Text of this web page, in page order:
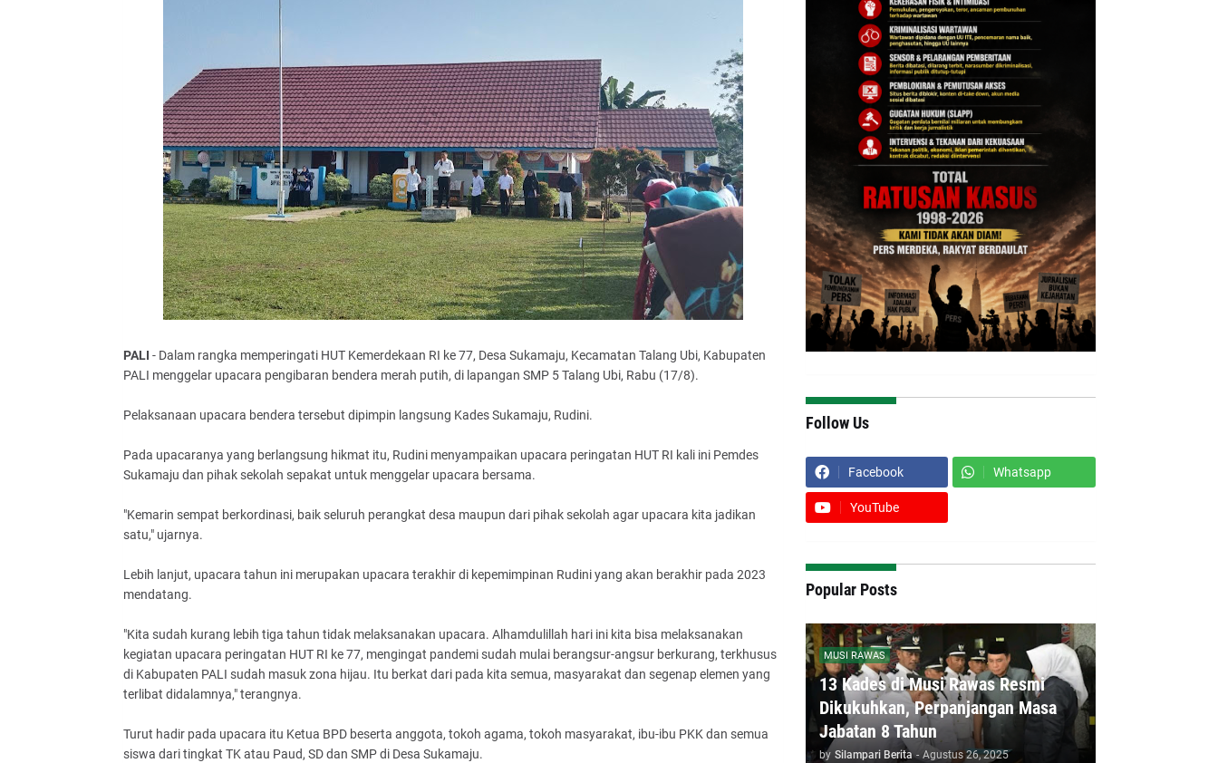
PALI - Dalam rangka memperingati HUT Kemerdekaan RI ke 77, Desa Sukamaju, Kecamatan Talang Ubi, Kabupaten
PALI menggelar upacara pengibaran bendera merah putih, di lapangan SMP 5 Talang Ubi, Rabu (17/8).
Pelaksanaan upacara bendera tersebut dipimpin langsung Kades Sukamaju, Rudini.
Pada upacaranya yang berlangsung hikmat itu, Rudini menyampaikan upacara peringatan HUT RI kali ini Pemdes
Sukamaju dan pihak sekolah sepakat untuk menggelar upacara bersama.
"Kemarin sempat berkordinasi, baik seluruh perangkat desa maupun dari pihak sekolah agar upacara kita jadikan
satu," ujarnya.
Lebih lanjut, upacara tahun ini merupakan upacara terakhir di kepemimpinan Rudini yang akan berakhir pada 2023
mendatang.
"Kita sudah kurang lebih tiga tahun tidak melaksanakan upacara. Alhamdulillah hari ini kita bisa melaksanakan
kegiatan upacara peringatan HUT RI ke 77, mengingat pandemi sudah mulai berangsur-angsur berkurang, terkhusus
di Kabupaten PALI sudah masuk zona hijau. Itu berkat dari pada kita semua, masyarakat dan segenap elemen yang
terlibat didalamnya," terangnya.
Turut hadir pada upacara itu Ketua BPD beserta anggota, tokoh agama, tokoh masyarakat, ibu-ibu PKK dan semua
siswa dari tingkat TK atau Paud, SD dan SMP di Desa Sukamaju.
Follow Us
Facebook Whatsapp
YouTube
Popular Posts
MUSI RAWAS
13 Kades di Musi Rawas Resmi
Dikukuhkan, Perpanjangan Masa
Jabatan 8 Tahun
by Silampari Berita - Agustus 26, 2025